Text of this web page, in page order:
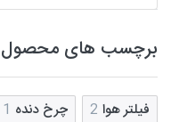
برچسب های محصول
فیلتر هوا 2 چرخ دنده 1